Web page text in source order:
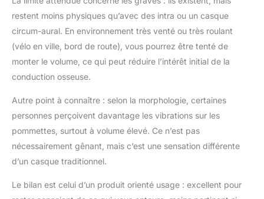
playlist. Microphones
anti-vent - Grâce à un
microphone positionné
vent et une structure
interne qui bloque
2 garantit une
communication claire
même par temps
venteux. 12 heures de
lecture et charge rapide
avec une charge
restent moins physiques qu’avec des intra ou un casque
circum-aural. En environnement très venté ou très roulant
(vélo en ville, bord de route), vous pourrez être tenté de
monter le volume, ce qui peut réduire l’intérêt initial de la
conduction osseuse.
Autre point à connaître : selon la morphologie, certaines
personnes perçoivent davantage les vibrations sur les
pommettes, surtout à volume élevé. Ce n’est pas
nécessairement gênant, mais c’est une sensation différente
d’un casque traditionnel.
Le bilan est celui d’un produit orienté usage : excellent pour